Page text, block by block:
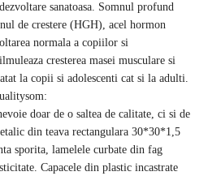
sanatoasa. Somnul profund
de crestere (HGH), acel hormon
normala a copiilor si
cresterea masei musculare si
la copii si adolescenti cat si la adulti.
doar de o saltea de calitate, ci si de
din teava rectangulara 30*30*1,5
sporita, lamelele curbate din fag
Capacele din plastic incastrate